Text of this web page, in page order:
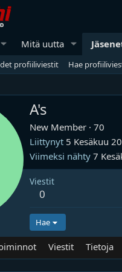
Mitä uutta
profiiliviestit
Hae
A's
New Member · 70
Liittynyt 5 Kesäkuu
Viimeksi nähty 7
Viestit
0
Hae
Viestit Tietoja